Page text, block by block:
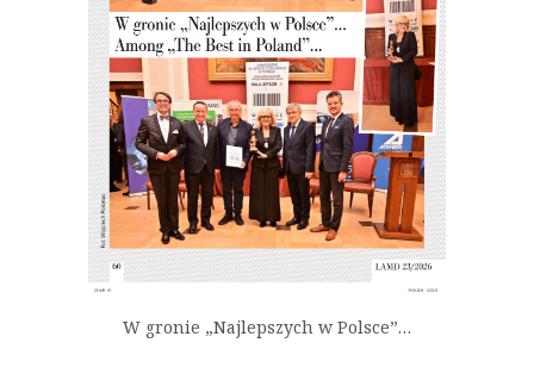
W gronie „Najlepszych w Polsce”…